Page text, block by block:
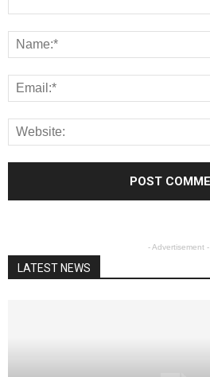
- Advertisement -
LATEST NEWS